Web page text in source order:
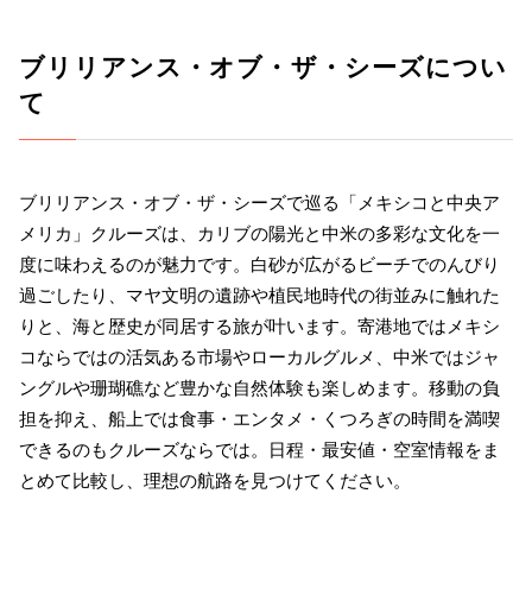
ブリリアンス・オブ・ザ・シーズについ
て
ブリリアンス・オブ・ザ・シーズで巡る「メキシコと中央ア
メリカ」クルーズは、カリブの陽光と中米の多彩な文化を一
度に味わえるのが魅力です。白砂が広がるビーチでのんびり
過ごしたり、マヤ文明の遺跡や植民地時代の街並みに触れた
りと、海と歴史が同居する旅が叶います。寄港地ではメキシ
コならではの活気ある市場やローカルグルメ、中米ではジャ
ングルや珊瑚礁など豊かな自然体験も楽しめます。移動の負
担を抑え、船上では食事・エンタメ・くつろぎの時間を満喫
できるのもクルーズならでは。日程・最安値・空室情報をま
とめて比較し、理想の航路を見つけてください。